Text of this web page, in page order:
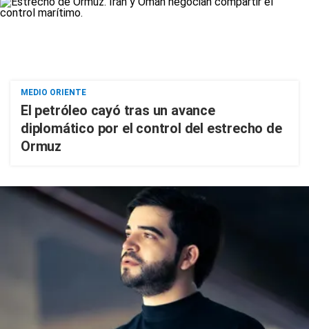
MEDIO ORIENTE
El petróleo cayó tras un avance
diplomático por el control del estrecho de
Ormuz